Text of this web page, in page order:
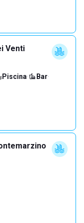
Venti
Piscina· Bar·